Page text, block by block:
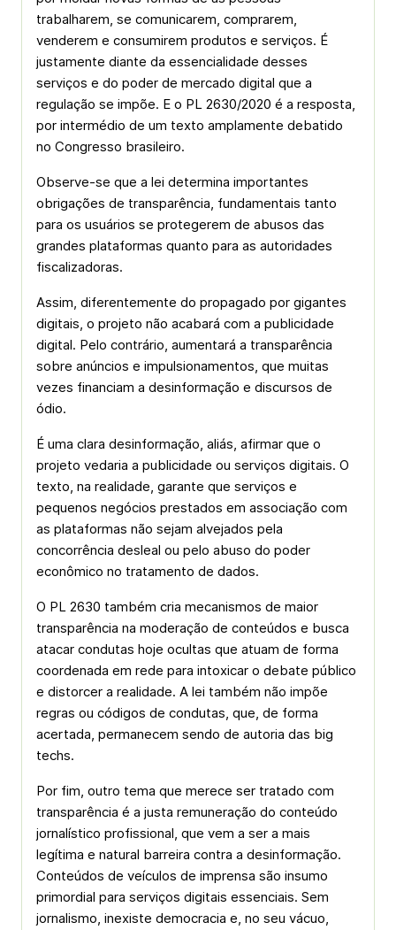
trabalharem, se comunicarem, comprarem,
venderem e consumirem produtos e serviços. É
justamente diante da essencialidade desses
serviços e do poder de mercado digital que a
regulação se impõe. E o PL 2630/2020 é a resposta,
por intermédio de um texto amplamente debatido
no Congresso brasileiro.
Observe-se que a lei determina importantes
obrigações de transparência, fundamentais tanto
para os usuários se protegerem de abusos das
grandes plataformas quanto para as autoridades
fiscalizadoras.
Assim, diferentemente do propagado por gigantes
digitais, o projeto não acabará com a publicidade
digital. Pelo contrário, aumentará a transparência
sobre anúncios e impulsionamentos, que muitas
vezes financiam a desinformação e discursos de
ódio.
É uma clara desinformação, aliás, afirmar que o
projeto vedaria a publicidade ou serviços digitais. O
texto, na realidade, garante que serviços e
pequenos negócios prestados em associação com
as plataformas não sejam alvejados pela
concorrência desleal ou pelo abuso do poder
econômico no tratamento de dados.
O PL 2630 também cria mecanismos de maior
transparência na moderação de conteúdos e busca
atacar condutas hoje ocultas que atuam de forma
coordenada em rede para intoxicar o debate público
e distorcer a realidade. A lei também não impõe
regras ou códigos de condutas, que, de forma
acertada, permanecem sendo de autoria das big
techs.
Por fim, outro tema que merece ser tratado com
transparência é a justa remuneração do conteúdo
jornalístico profissional, que vem a ser a mais
legítima e natural barreira contra a desinformação.
Conteúdos de veículos de imprensa são insumo
primordial para serviços digitais essenciais. Sem
jornalismo, inexiste democracia e, no seu vácuo,